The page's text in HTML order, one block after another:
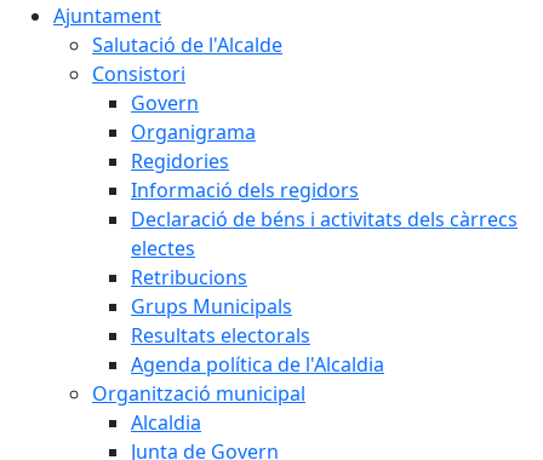
Ajuntament
Salutació de l'Alcalde
Consistori
Govern
Organigrama
Regidories
Informació dels regidors
Declaració de béns i activitats dels càrrecs
electes
Retribucions
Grups Municipals
Resultats electorals
Agenda política de l'Alcaldia
Organització municipal
Alcaldia
Junta de Govern